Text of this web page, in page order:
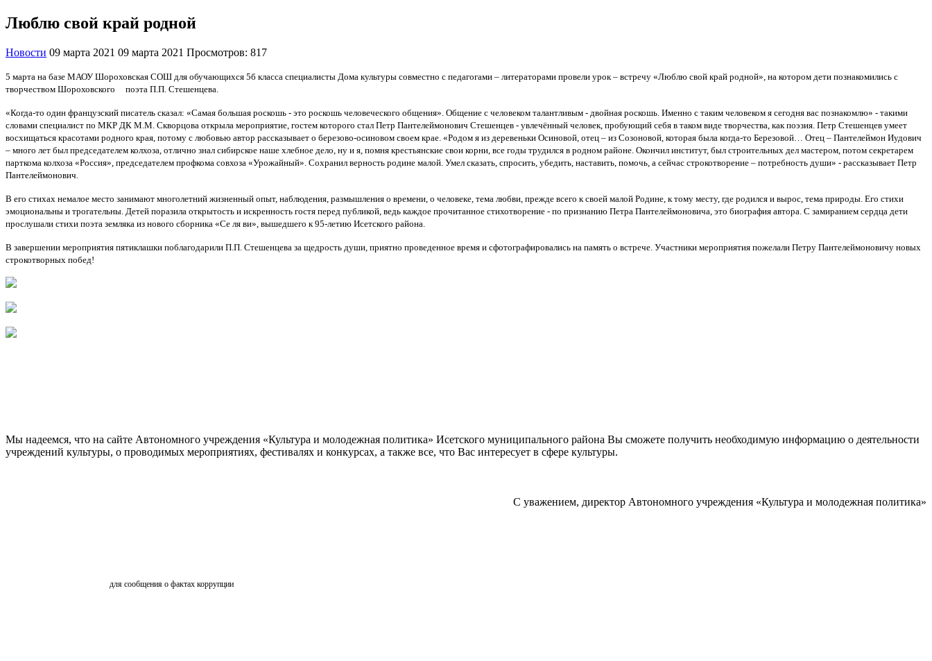
Люблю свой край родной
Новости 09 марта 2021 09 марта 2021 Просмотров: 817
5 марта на базе МАОУ Шороховская СОШ для обучающихся 5б класса специалисты Дома культуры совместно с педагогами – литераторами провели урок – встречу «Люблю свой край родной», на котором дети познакомились с
творчеством Шороховского поэта П.П. Стешенцева.
«Когда-то один французский писатель сказал: «Самая большая роскошь - это роскошь человеческого общения». Общение с человеком талантливым - двойная роскошь. Именно с таким человеком я сегодня вас познакомлю» - такими
словами специалист по МКР ДК М.М. Скворцова открыла мероприятие, гостем которого стал Петр Пантелеймонович Стешенцев - увлечённый человек, пробующий себя в таком виде творчества, как поэзия. Петр Стешенцев умеет
восхищаться красотами родного края, потому с любовью автор рассказывает о березово-осиновом своем крае. «Родом я из деревеньки Осиновой, отец – из Созоновой, которая была когда-то Березовой… Отец – Пантелеймон Иудович
– много лет был председателем колхоза, отлично знал сибирское наше хлебное дело, ну и я, помня крестьянские свои корни, все годы трудился в родном районе. Окончил институт, был строительных дел мастером, потом секретарем
парткома колхоза «Россия», председателем профкома совхоза «Урожайный». Сохранил верность родине малой. Умел сказать, спросить, убедить, наставить, помочь, а сейчас строкотворение – потребность души» - рассказывает Петр
Пантелеймонович.
В его стихах немалое место занимают многолетний жизненный опыт, наблюдения, размышления о времени, о человеке, тема любви, прежде всего к своей малой Родине, к тому месту, где родился и вырос, тема природы. Его стихи
эмоциональны и трогательны. Детей поразила открытость и искренность гостя перед публикой, ведь каждое прочитанное стихотворение - по признанию Петра Пантелеймоновича, это биография автора. С замиранием сердца дети
прослушали стихи поэта земляка из нового сборника «Се ля ви», вышедшего к 95-летию Исетского района.
В завершении мероприятия пятиклашки поблагодарили П.П. Стешенцева за щедрость души, приятно проведенное время и сфотографировались на память о встрече. Участники мероприятия пожелали Петру Пантелеймоновичу новых
строкотворных побед!
Мы надеемся, что на сайте Автономного учреждения «Культура и молодежная политика» Исетского муниципального района Вы сможете получить необходимую информацию о деятельности
учреждений культуры, о проводимых мероприятиях, фестивалях и конкурсах, а также все, что Вас интересует в сфере культуры.
С уважением, директор Автономного учреждения «Культура и молодежная политика»
для сообщения о фактах коррупции